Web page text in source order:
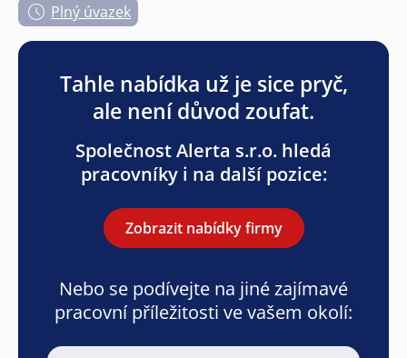
Plný úvazek
Tahle nabídka už je sice pryč,
ale není důvod zoufat.
Společnost Alerta s.r.o. hledá
pracovníky i na další pozice:
Zobrazit nabídky firmy
Nebo se podívejte na jiné zajímavé
pracovní příležitosti ve vašem okolí: